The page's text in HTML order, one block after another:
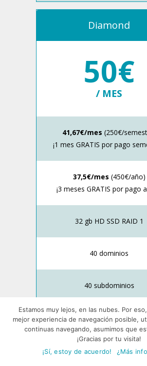
Diamond
50€
/ MES
41,67€/mes (250€/
¡1 mes GRATIS por pago
37,5€/mes (450€/año)
¡3 meses GRATIS por pago
32 gb HD SSD RAID 1
40 dominios
40 subdominios
300 emails (cuota máx.
Estamos muy lejos, en las nubes. Por
mejor experiencia de navegación posible,
continuas navegando, asumimos que
¡Gracias por tu visita!
¡Sí, estoy de acuerdo!
¿Más